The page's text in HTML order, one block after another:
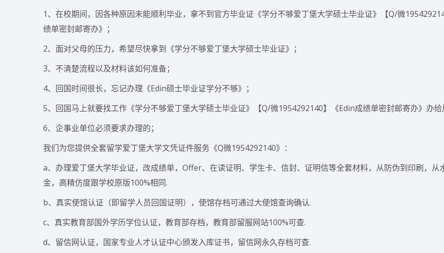
1、在校期间，因各种原因未能顺利毕业，拿不到官方毕业证《学分不够爱丁堡大学硕士毕业证》【Q/微
绩单密封邮寄办》；
2、面对父母的压力，希望尽快拿到《学分不够爱丁堡大学硕士毕业证》；
3、不清楚流程以及材料该如何准备；
4、回国时间很长，忘记办理《Edin硕士毕业证学分不够》；
5、回国马上就要找工作《学分不够爱丁堡大学硕士毕业证》【Q/微1954292140】《Edin成绩单密封邮寄办》办给
6、企事业单位必须要求办理的；
我们为您提供全套留学爱丁堡大学文凭证件服务《Q微1954292140》：
a、办理爱丁堡大学毕业证，改成绩单，Offer、在读证明、学生卡、信封、证明信等全套材料，从防伪到印刷，从
金，高精仿度跟学校原版100%相同.
b、真实使馆认证（即留学人员回国证明），使馆存档可通过大使馆查询确认.
c、真实教育部国外学历学位认证，教育部存档，教育部留服网站100%可查.
d、留信网认证，国家专业人才认证中心颁发入库证书，留信网永久存档可查.